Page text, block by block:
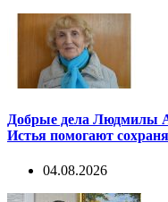
Добрые дела Людмилы
Истья помогают
04.08.2026